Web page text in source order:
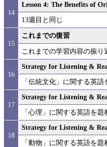
14
Lesson 4: The Benefits of
13週目と同じ
15
これまでの復習
これまでの学習内容の振り
16
Strategy for Listening &
「伝統文化」に関する英
17
Strategy for Listening &
「心理」に関する英語を
18
Strategy for Listening &
「動物」に関する英語を